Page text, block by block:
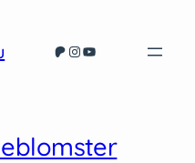
Patreon
Instagram
YouTube